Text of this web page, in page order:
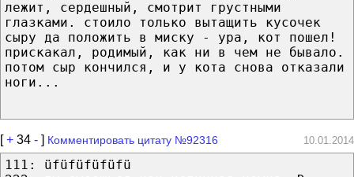
лежит, сердешный, смотрит грустными
глазками. стоило только вытащить кусочек
сыру да положить в миску - ура, кот пошел!
прискакал, родимый, как ни в чем не бывало.
потом сыр кончился, и у кота снова отказали
ноги...
[+ 34 - ] Комментировать цитату №92316 10.01.2014
111: üfüfüfüfüfü